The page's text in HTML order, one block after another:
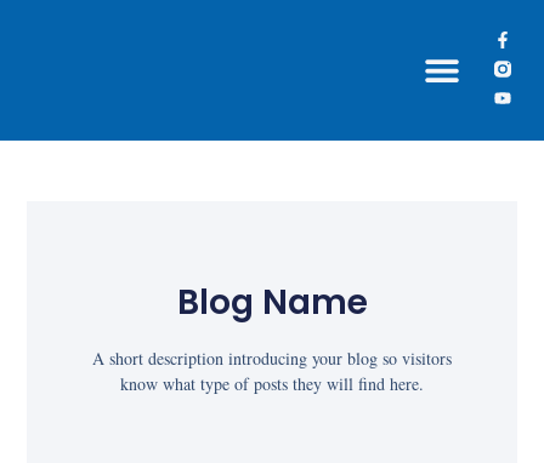
Blog Name
A short description introducing your blog so visitors
know what type of posts they will find here.